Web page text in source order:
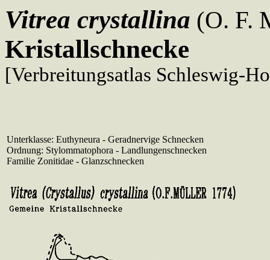
Vitrea crystallina (O. F.
Kristallschnecke
[Verbreitungsatlas Schleswig-
Unterklasse: Euthyneura - Geradnervige Schnecken
Ordnung: Stylommatophora - Landlungenschnecken
Familie Zonitidae - Glanzschnecken